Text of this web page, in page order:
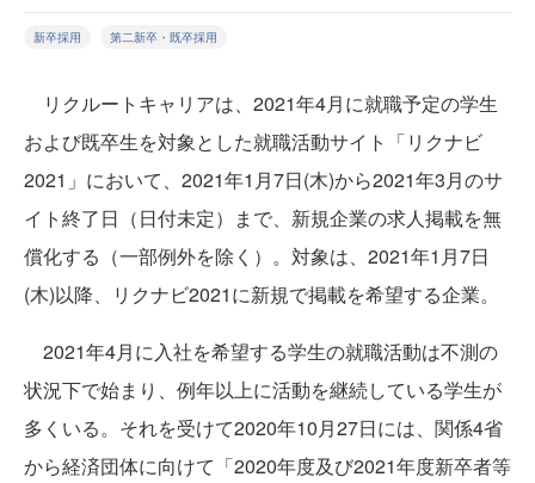
新卒採用 第二新卒・既卒採用
リクルートキャリアは、2021年4月に就職予定の学生
および既卒生を対象とした就職活動サイト「リクナビ
2021」において、2021年1月7日(木)から2021年3月のサ
イト終了日（日付未定）まで、新規企業の求人掲載を無
償化する（一部例外を除く）。対象は、2021年1月7日
(木)以降、リクナビ2021に新規で掲載を希望する企業。
2021年4月に入社を希望する学生の就職活動は不測の
状況下で始まり、例年以上に活動を継続している学生が
多くいる。それを受けて2020年10月27日には、関係4省
から経済団体に向けて「2020年度及び2021年度新卒者等